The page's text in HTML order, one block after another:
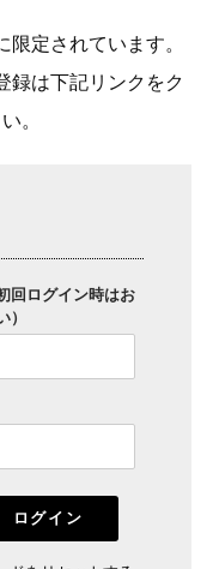
定されています。
録は下記リンクをク
。
回ログイン時はお